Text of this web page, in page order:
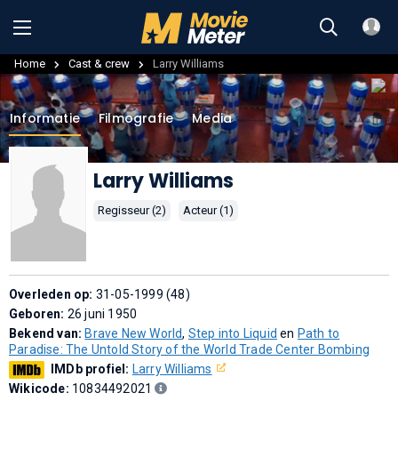
Home Cast & crew Larry Williams
Informatie Filmografie Media
Larry Williams
Regisseur (2) Acteur (1)
Overleden op: 31-05-1999 (48)
Geboren: 26 juni 1950
Bekend van: Brave New World, Step into Liquid en Path to
Paradise: The Untold Story of the World Trade Center Bombing
IMDb profiel: Larry Williams
Wikicode: 10834492021